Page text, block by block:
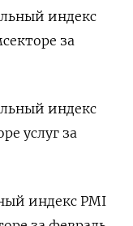
индекс
за
индекс
услуг за
индекс PMI